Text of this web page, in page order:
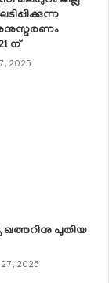
ന്
2025
ഖത്തറിനു പുതിയ
2025